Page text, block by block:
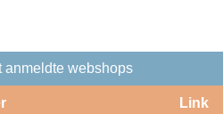
anmeldte webshops
Link